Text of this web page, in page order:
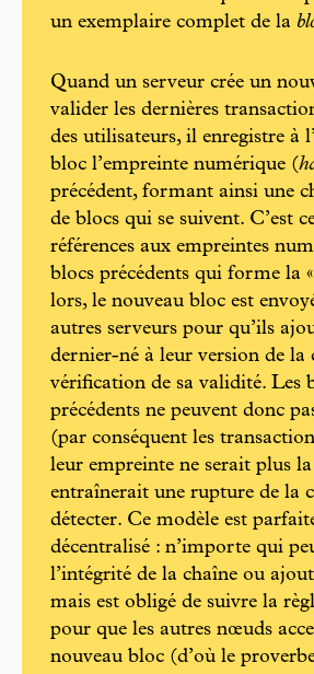
un exemplaire complet de la
Quand un serveur crée un
valider les dernières
des utilisateurs, il enregistre à
bloc l’empreinte numérique (
précédent, formant ainsi une
de blocs qui se suivent. C’est
références aux empreintes
blocs précédents qui forme la
lors, le nouveau bloc est
autres serveurs pour qu’ils
dernier-né à leur version de la
vérification de sa validité. Les
précédents ne peuvent donc
(par conséquent les
leur empreinte ne serait plus
entraînerait une rupture de la
détecter. Ce modèle est
décentralisé : n’importe qui
l’intégrité de la chaîne ou
mais est obligé de suivre la
pour que les autres nœuds
nouveau bloc (d’où le